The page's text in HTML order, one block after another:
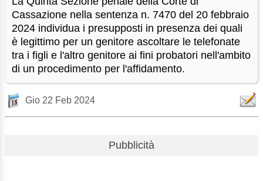
Cassazione nella sentenza n. 7470 del 20 febbraio
2024 individua i presupposti in presenza dei quali
è legittimo per un genitore ascoltare le telefonate
tra i figli e l'altro genitore ai fini probatori nell'ambito
di un procedimento per l'affidamento.
Gio 22 Feb 2024
Pubblicità